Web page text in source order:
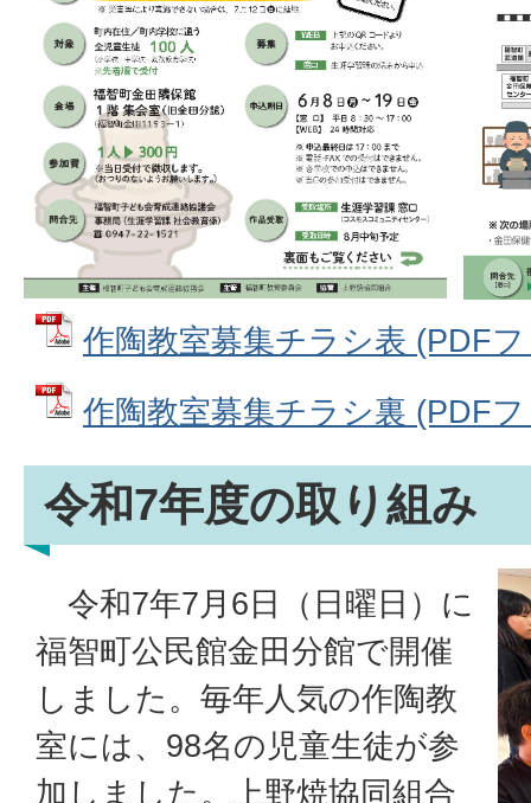
作陶教室募集チラシ表 (PDF
作陶教室募集チラシ裏 (PDF
令和7年度の取り組み
令和7年7月6日（日曜日）に
福智町公民館金田分館で開催
しました。毎年人気の作陶教
室には、98名の児童生徒が参
加しました。上野焼協同組合